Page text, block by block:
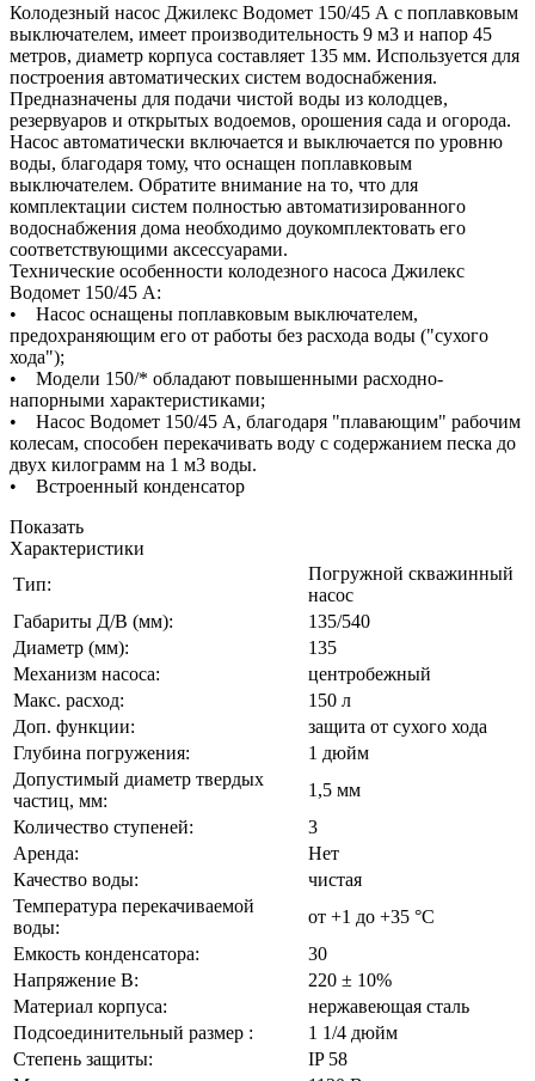
Колодезный насос Джилекс Водомет 150/45 А с поплавковым
выключателем, имеет производительность 9 м3 и напор 45
метров, диаметр корпуса составляет 135 мм. Используется для
построения автоматических систем водоснабжения.
Предназначены для подачи чистой воды из колодцев,
резервуаров и открытых водоемов, орошения сада и огорода.
Насос автоматически включается и выключается по уровню
воды, благодаря тому, что оснащен поплавковым
выключателем. Обратите внимание на то, что для
комплектации систем полностью автоматизированного
водоснабжения дома необходимо доукомплектовать его
соответствующими аксессуарами.
Технические особенности колодезного насоса Джилекс
Водомет 150/45 А:
• Насос оснащены поплавковым выключателем,
предохраняющим его от работы без расхода воды ("сухого
хода");
• Модели 150/* обладают повышенными расходно-
напорными характеристиками;
• Насос Водомет 150/45 А, благодаря "плавающим" рабочим
колесам, способен перекачивать воду с содержанием песка до
двух килограмм на 1 м3 воды.
• Встроенный конденсатор
Показать
Характеристики
Тип:
Погружной скважинный
насос
Габариты Д/В (мм):
135/540
Диаметр (мм):
135
Механизм насоса:
центробежный
Макс. расход:
150 л
Доп. функции:
защита от сухого хода
Глубина погружения:
1 дюйм
Допустимый диаметр твердых
частиц, мм:
1,5 мм
Количество ступеней:
3
Аренда:
Нет
Качество воды:
чистая
Температура перекачиваемой
воды:
от +1 до +35 °C
Емкость конденсатора:
30
Напряжение В:
220 ± 10%
Материал корпуса:
нержавеющая сталь
Подсоединительный размер :
1 1/4 дюйм
Степень защиты:
IP 58